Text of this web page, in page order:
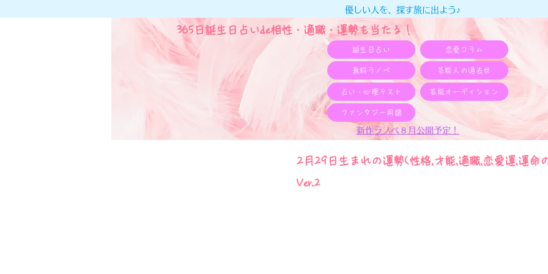
365日誕生日占いde相性・適職・​運勢も当たる！
優しい人を、探す旅に出よう♪
誕生日占い 恋愛コラム
無料ラノベ 芸能人の過去世
占い・心理テスト 芸能オーディション
ファンタジー用語
新作ラノベ８月公開予定！
2月29日生まれの運勢(性格,才能,適職,恋愛運,運命
Ver.2